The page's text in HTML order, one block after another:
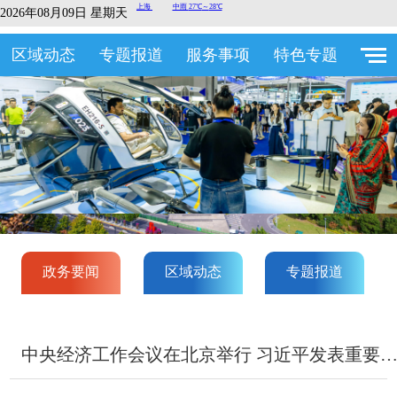
2026年08月09日 星期天
区域动态 专题报道 服务事项 特色专题
政务要闻 区域动态 专题报道
中央经济工作会议在北京举行 习近平发表重要讲话